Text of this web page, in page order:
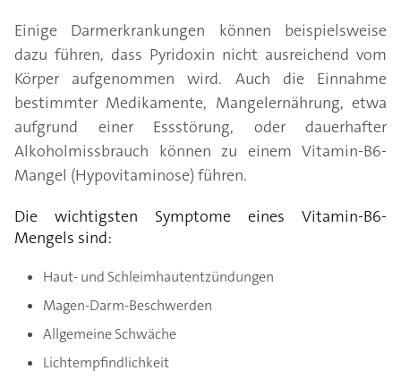
Einige Darmerkrankungen können beispielsweise
dazu führen, dass Pyridoxin nicht ausreichend vom
Körper aufgenommen wird. Auch die Einnahme
bestimmter Medikamente, Mangelernährung, etwa
aufgrund einer Essstörung, oder dauerhafter
Alkoholmissbrauch können zu einem Vitamin-B6-
Mangel (Hypovitaminose) führen.
Die wichtigsten Symptome eines Vitamin-B6-
Mengels sind:
Haut- und Schleimhautentzündungen
Magen-Darm-Beschwerden
Allgemeine Schwäche
Lichtempfindlichkeit